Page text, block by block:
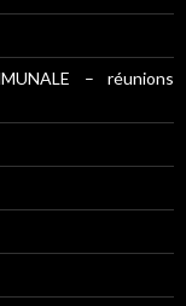
– réunions